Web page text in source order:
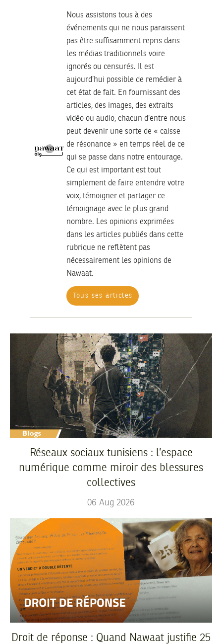
Nous assistons tous à des
événements qui ne nous paraissent
pas être suffisamment repris dans
les médias traditionnels voire
ignorés ou censurés. Il est
aujourd’hui possible de remédier à
cet état de fait. En fournissant des
articles, des images, des extraits
vidéo ou audio, chacun d’entre nous
peut devenir une sorte de « caisse
de résonance » en temps réel de ce
qui se passe dans notre entourage.
Ce qui est important est tout
simplement de faire entendre votre
voix, témoigner et partager ce
témoignage avec le plus grand
nombre. Les opinions exprimées
dans les articles publiés dans cette
rubrique ne reflètent pas
nécessairement les opinions de
Nawaat.
Tous ses articles
Réseaux sociaux tunisiens : l’espace
numérique comme miroir des blessures
collectives
06 Aug 2026
Droit de réponse : Quand Nawaat justifie 25